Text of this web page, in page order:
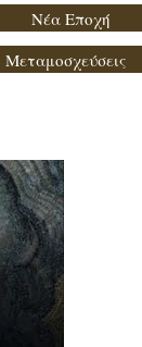
Νέα Εποχή
Μεταμοσχεύσεις